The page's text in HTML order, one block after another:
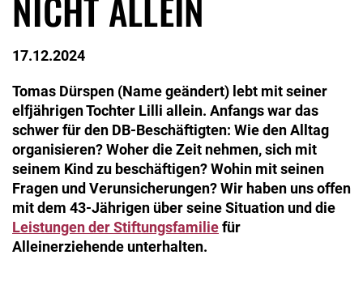
17.12.2024
Tomas Dürspen (Name geändert) lebt mit seiner
elfjährigen Tochter Lilli allein. Anfangs war das
schwer für den DB-Beschäftigten: Wie den Alltag
organisieren? Woher die Zeit nehmen, sich mit
seinem Kind zu beschäftigen? Wohin mit seinen
Fragen und Verunsicherungen? Wir haben uns offen
mit dem 43-Jährigen über seine Situation und die
Leistungen der Stiftungsfamiliefür
Alleinerziehende unterhalten.